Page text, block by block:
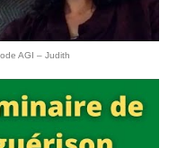
AGI – Judith